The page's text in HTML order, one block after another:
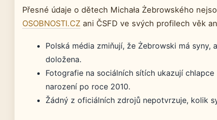
Přesné údaje o dětech Michała Żebrowského
OSOBNOSTI.CZ ani ČSFD ve svých profilech věk
Polská média zmiňují, že Żebrowski má syny,
doložena.
Fotografie na sociálních sítích ukazují
narození po roce 2010.
Žádný z oficiálních zdrojů nepotvrzuje, kolik